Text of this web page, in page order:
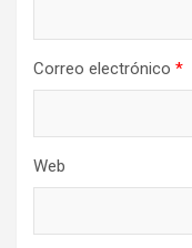
Correo electrónico *
Web